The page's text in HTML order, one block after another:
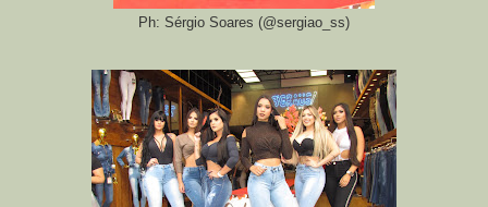
Ph: Sérgio Soares (@sergiao_ss)